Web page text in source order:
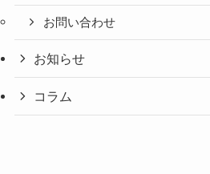
お問い合わせ
お知らせ
コラム